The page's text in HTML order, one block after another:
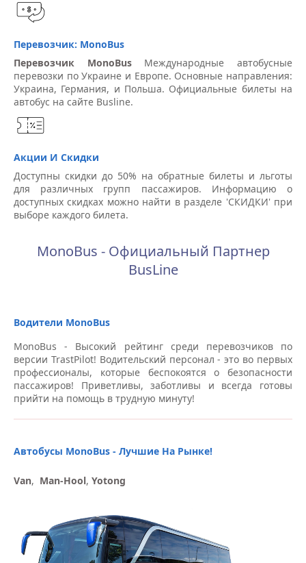
Перевозчик: MonoBus
Перевозчик MonoBusМеждународные автобусные
перевозки по Украине и Европе. Основные направления:
Украина, Германия, и Польша. Официальные билеты на
автобус на сайте Busline.
Акции И Скидки
Доступны скидки до 50% на обратные билеты и льготы
для различных групп пассажиров. Информацию о
доступных скидках можно найти в разделе 'СКИДКИ' при
выборе каждого билета.
MonoBus - Официальный Партнер
BusLine
Водители MonoBus
MonoBus - Высокий рейтинг среди перевозчиков по
версии TrastPilot! Водительский персонал - это во первых
профессионалы, которые беспокоятся о безопасности
пассажиров! Приветливы, заботливы и всегда готовы
прийти на помощь в трудную минуту!
Aвтобусы MonoBus - Лучшие На Рынке!
Van, Man-Hool, Yotong